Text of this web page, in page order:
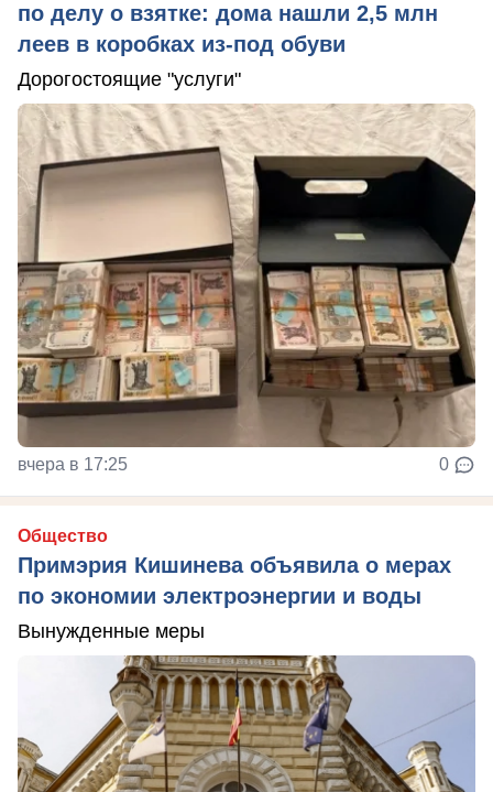
по делу о взятке: дома нашли 2,5 млн
леев в коробках из-под обуви
Дорогостоящие "услуги"
вчера в 17:25 0
Общество
Примэрия Кишинева объявила о мерах
по экономии электроэнергии и воды
Вынужденные меры